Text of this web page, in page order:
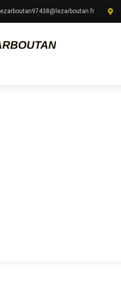
lezarboutan97438@lezarboutan.fr